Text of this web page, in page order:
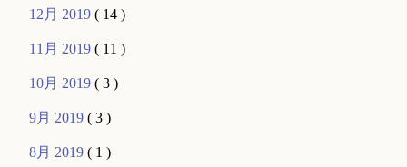
12月 2019( 14 )
11月 2019( 11 )
10月 2019( 3 )
9月 2019( 3 )
8月 2019( 1 )